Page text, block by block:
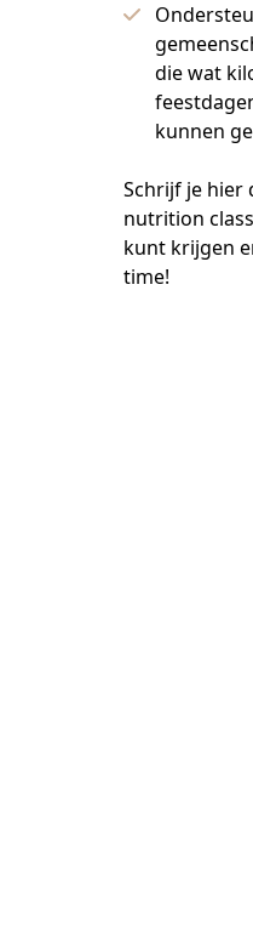
die wat
kunnen
Schrijf je hier
nutrition
kunt krijgen
time!